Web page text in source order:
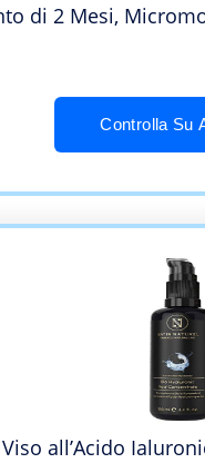
di 2 Mesi,
Qualità Tedesca,
Controlla Su
all’Acido